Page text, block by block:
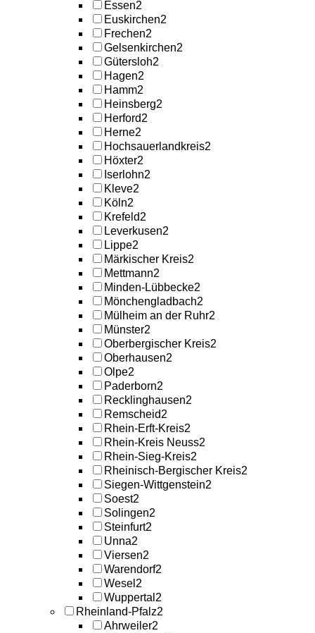
Essen2
Euskirchen2
Frechen2
Gelsenkirchen2
Gütersloh2
Hagen2
Hamm2
Heinsberg2
Herford2
Herne2
Hochsauerlandkreis2
Höxter2
Iserlohn2
Kleve2
Köln2
Krefeld2
Leverkusen2
Lippe2
Märkischer Kreis2
Mettmann2
Minden-Lübbecke2
Mönchengladbach2
Mülheim an der Ruhr2
Münster2
Oberbergischer Kreis2
Oberhausen2
Olpe2
Paderborn2
Recklinghausen2
Remscheid2
Rhein-Erft-Kreis2
Rhein-Kreis Neuss2
Rhein-Sieg-Kreis2
Rheinisch-Bergischer Kreis2
Siegen-Wittgenstein2
Soest2
Solingen2
Steinfurt2
Unna2
Viersen2
Warendorf2
Wesel 2
Wuppertal 2
Rheinland-Pfalz2
Ahrweiler2